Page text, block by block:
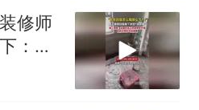
15级 最新研判
在床头放菜刀的女孩，
句“跟我回家”改写了
修师
：出